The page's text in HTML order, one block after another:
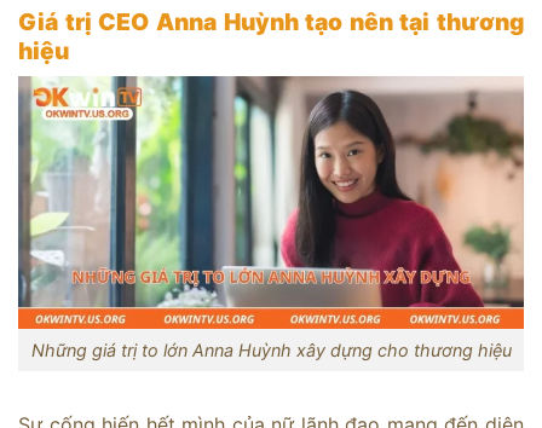
Giá trị CEO Anna Huỳnh tạo nên tại thương
hiệu
Những giá trị to lớn Anna Huỳnh xây dựng cho thương hiệu